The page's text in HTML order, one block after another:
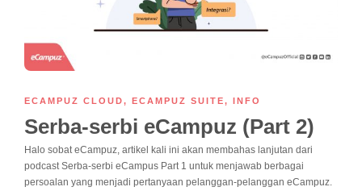
ECAMPUZ CLOUD, ECAMPUZ SUITE, INFO
Serba-serbi eCampuz (Part 2)
Halo sobat eCampuz, artikel kali ini akan membahas lanjutan dari
podcast Serba-serbi eCampus Part 1 untuk menjawab berbagai
persoalan yang menjadi pertanyaan pelanggan-pelanggan eCampuz.